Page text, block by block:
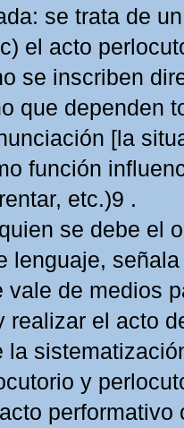
se trata de
el acto
se inscriben
que dependen
[la
función
etc.)9 .
se debe el
lenguaje,
vale de medios
realizar el acto
la
y
performativo